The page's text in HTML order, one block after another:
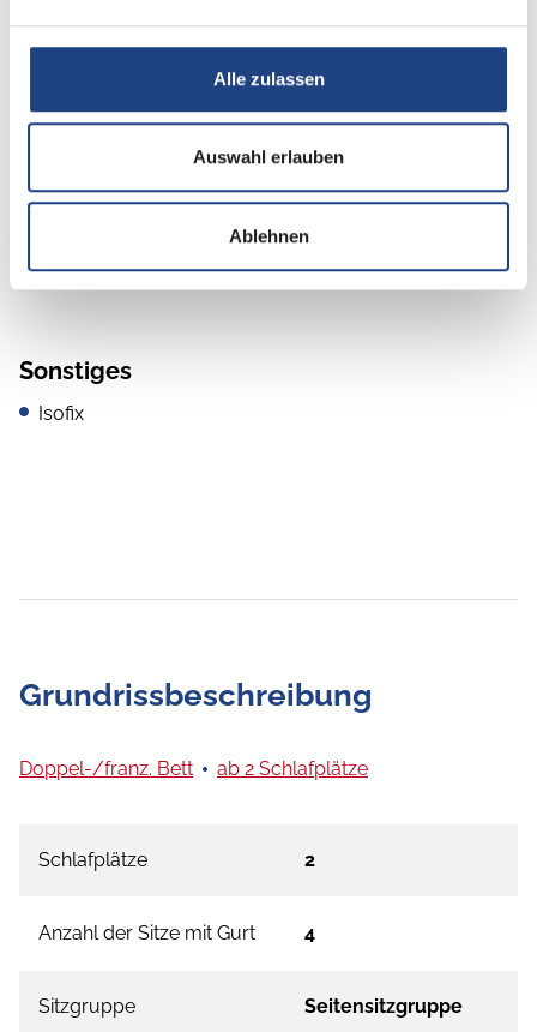
Alle zulassen
Auswahl erlauben
Ablehnen
Elektro
Sonstiges
Isofix
Grundrissbeschreibung
Doppel-/franz. Bett ab 2 Schlafplätze
Schlafplätze 2
Anzahl der Sitze mit Gurt 4
Sitzgruppe Seitensitzgruppe